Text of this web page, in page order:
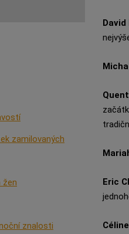
zamilovaných
žen
znalosti
David
Eric